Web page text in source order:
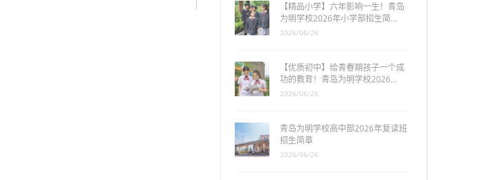
【精品小学】六年影响一生！青岛
为明学校2026年小学部招生简…
2026/06/26
【优质初中】给青春期孩子一个成
功的教育！青岛为明学校2026…
2026/06/26
青岛为明学校高中部2026年复读班
招生简章
2026/06/26